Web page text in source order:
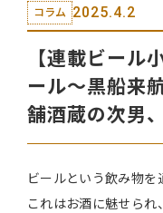
コラム 2025.4.2
【連載ビール
ール～黒船来
舗酒蔵の次男
ビールという飲み物を
これはお酒に魅せられ